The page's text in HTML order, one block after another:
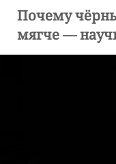
Почему
мягче —